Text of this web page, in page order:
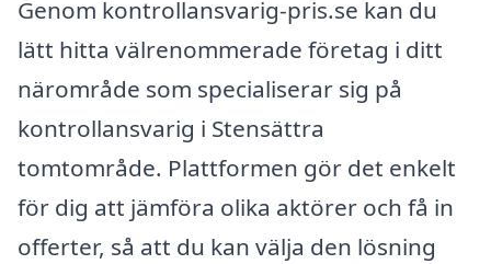
Genom kontrollansvarig-pris.se kan du
lätt hitta välrenommerade företag i ditt
närområde som specialiserar sig på
kontrollansvarig i Stensättra
tomtområde. Plattformen gör det enkelt
för dig att jämföra olika aktörer och få in
offerter, så att du kan välja den lösning